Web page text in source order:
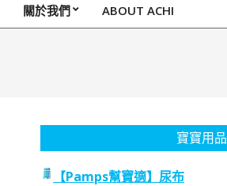
關於我們 ABOUT ACHI
寶寶用品
【Pamps幫寶適】尿布